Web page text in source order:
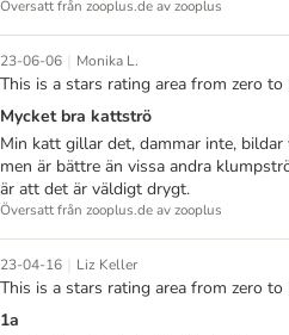
Översatt från zooplus.de av zooplus
23-06-06 | Monika L.
This is a stars rating area from zero to
Mycket bra kattströ
Min katt gillar det, dammar inte,
men är bättre än vissa andra
är att det är väldigt drygt.
Översatt från zooplus.de av zooplus
23-04-16 | Liz Keller
This is a stars rating area from zero to
1a